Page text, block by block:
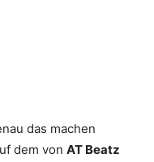
das machen
dem von AT Beatz